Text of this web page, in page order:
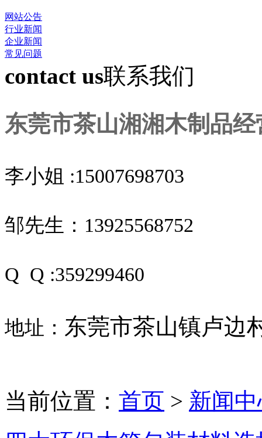
网站公告
行业新闻
企业新闻
常见问题
contact us联系我们
东莞市茶山湘湘木制品经
李小姐 :15007698703
邹先生：13925568752
Q Q :359299460
地址： 东莞市茶山镇卢边
当前位置： 首页 > 新闻